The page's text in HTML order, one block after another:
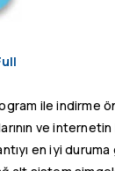
ile indirme
ve
en iyi